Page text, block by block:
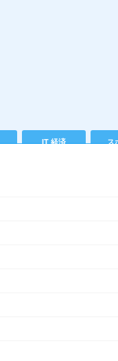
IT 経済 ス